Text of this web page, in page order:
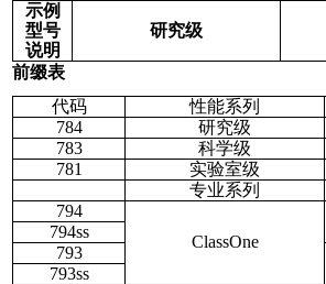
示例
型号
说明
研究级
前缀表
代码
性能系列
784
研究级
783
科学级
781
实验室级
专业系列
794
ClassOne
794ss
793
793ss